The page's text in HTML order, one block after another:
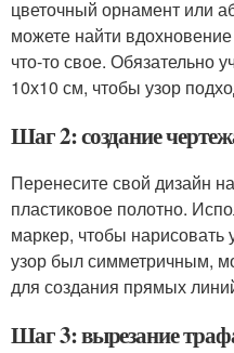
цветочный орнамент или
можете найти
что-то свое. Обязательно
10х10 см, чтобы узор
Шаг 2: создание
Перенесите свой дизайн
пластиковое полотно.
маркер, чтобы нарисовать
узор был симметричным,
для создания прямых
Шаг 3: вырезание